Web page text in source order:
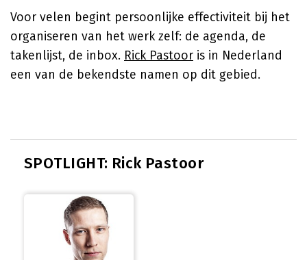
Voor velen begint persoonlijke effectiviteit bij het
organiseren van het werk zelf: de agenda, de
takenlijst, de inbox. Rick Pastoor is in Nederland
een van de bekendste namen op dit gebied.
SPOTLIGHT: Rick Pastoor